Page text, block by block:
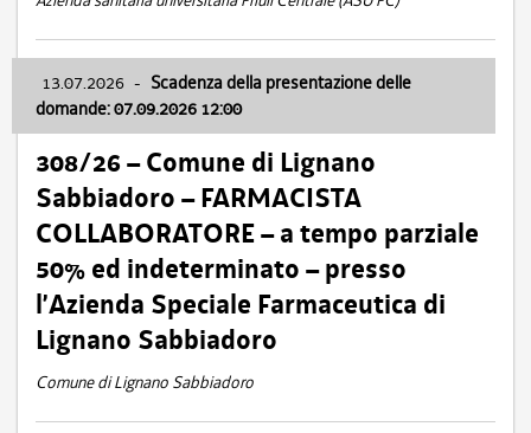
13.07.2026 - Scadenza della presentazione delle
domande: 07.09.2026 12:00
308/26 – Comune di Lignano
Sabbiadoro – FARMACISTA
COLLABORATORE – a tempo parziale
50% ed indeterminato – presso
l’Azienda Speciale Farmaceutica di
Lignano Sabbiadoro
Comune di Lignano Sabbiadoro